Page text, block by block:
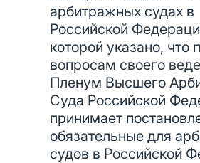
арбитражных судах в
Российской
которой указано, что
вопросам своего
Пленум Высшего
Суда Российской
принимает
обязательные для
судов в Российской